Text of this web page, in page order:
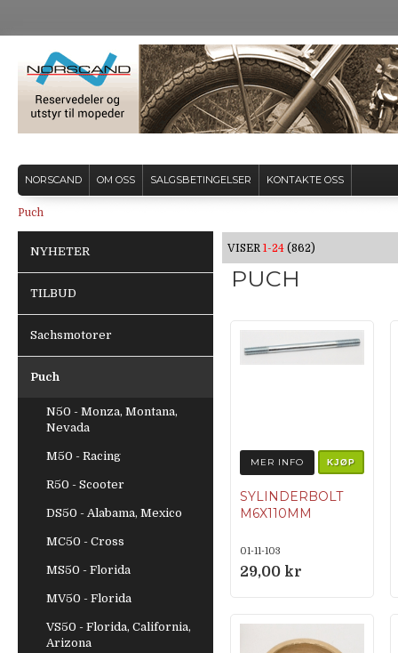
NORSCAND OM OSS SALGSBETINGELSER KONTAKTE OSS
Puch
NYHETER
TILBUD
Sachsmotorer
Puch
N50 - Monza, Montana,
Nevada
M50 - Racing
R50 - Scooter
DS50 - Alabama, Mexico
MC50 - Cross
MS50 - Florida
MV50 - Florida
VS50 - Florida, California,
Arizona
VISER 1-24 (862)
PUCH
MER INFO KJØP
SYLINDERBOLT
M6X110MM
01-11-103
29,00 kr